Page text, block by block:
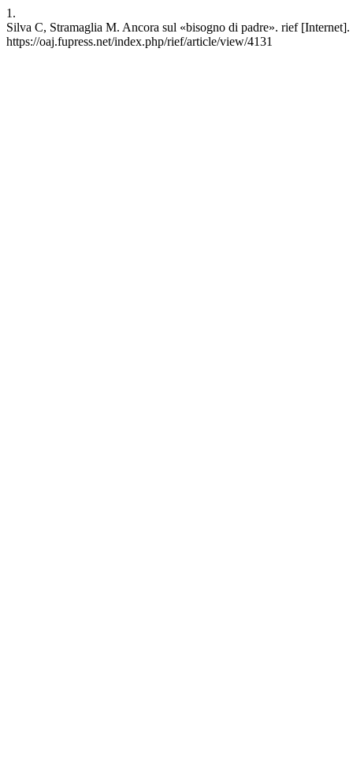
1.
Silva C, Stramaglia M. Ancora sul «bisogno di padre». rief
https://oaj.fupress.net/index.php/rief/article/view/4131